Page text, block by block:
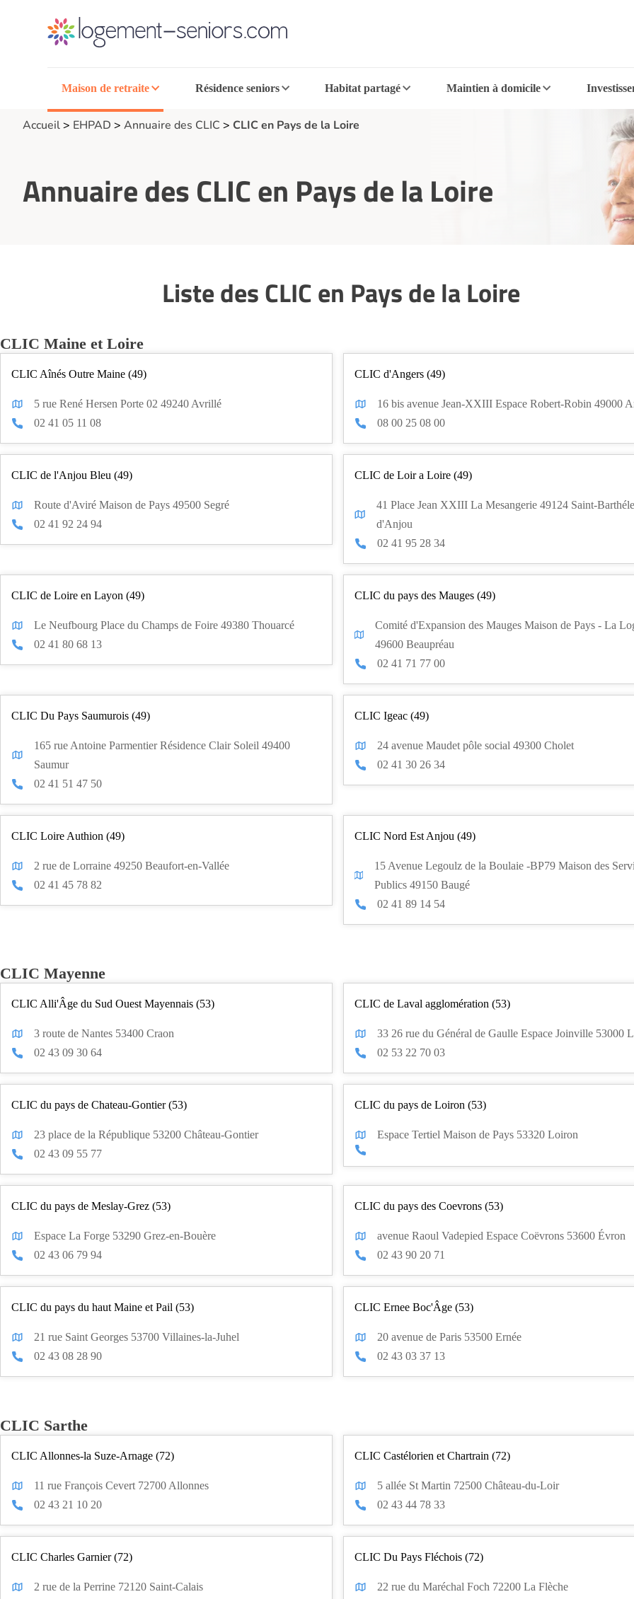
Maison de retraite Résidence seniors Habitat partagé Maintien à domicile
Accueil> EHPAD > Annuaire des CLIC > CLIC en Pays de la Loire
Annuaire des CLIC en Pays de la Loire
Liste des CLIC en Pays de la Loire
CLIC Maine et Loire
CLIC Aînés Outre Maine (49)
5 rue René Hersen Porte 02 49240 Avrillé
02 41 05 11 08
CLIC d'Angers (49)
16 bis avenue Jean-XXIII Espace Robert-Robin 49000
08 00 25 08 00
CLIC de l'Anjou Bleu (49)
Route d'Aviré Maison de Pays 49500 Segré
02 41 92 24 94
CLIC de Loir a Loire (49)
41 Place Jean XXIII La Mesangerie 49124 Saint-
d'Anjou
02 41 95 28 34
CLIC de Loire en Layon (49)
Le Neufbourg Place du Champs de Foire 49380 Thouarcé
02 41 80 68 13
CLIC du pays des Mauges (49)
Comité d'Expansion des Mauges Maison de Pays - La
49600 Beaupréau
02 41 71 77 00
CLIC Du Pays Saumurois (49)
165 rue Antoine Parmentier Résidence Clair Soleil 49400
Saumur
02 41 51 47 50
CLIC Igeac (49)
24 avenue Maudet pôle social 49300 Cholet
02 41 30 26 34
CLIC Loire Authion (49)
2 rue de Lorraine 49250 Beaufort-en-Vallée
02 41 45 78 82
CLIC Nord Est Anjou (49)
15 Avenue Legoulz de la Boulaie -BP79 Maison des
Publics 49150 Baugé
02 41 89 14 54
CLIC Mayenne
CLIC Alli'Âge du Sud Ouest Mayennais (53)
3 route de Nantes 53400 Craon
02 43 09 30 64
CLIC de Laval agglomération (53)
33 26 rue du Général de Gaulle Espace Joinville 53000
02 53 22 70 03
CLIC du pays de Chateau-Gontier (53)
23 place de la République 53200 Château-Gontier
02 43 09 55 77
CLIC du pays de Loiron (53)
Espace Tertiel Maison de Pays 53320 Loiron
CLIC du pays de Meslay-Grez (53)
Espace La Forge 53290 Grez-en-Bouère
02 43 06 79 94
CLIC du pays des Coevrons (53)
avenue Raoul Vadepied Espace Coëvrons 53600 Évron
02 43 90 20 71
CLIC du pays du haut Maine et Pail (53)
21 rue Saint Georges 53700 Villaines-la-Juhel
02 43 08 28 90
CLIC Ernee Boc'Âge (53)
20 avenue de Paris 53500 Ernée
02 43 03 37 13
CLIC Sarthe
CLIC Allonnes-la Suze-Arnage (72)
11 rue François Cevert 72700 Allonnes
02 43 21 10 20
CLIC Castélorien et Chartrain (72)
5 allée St Martin 72500 Château-du-Loir
02 43 44 78 33
CLIC Charles Garnier (72)
2 rue de la Perrine 72120 Saint-Calais
CLIC Du Pays Fléchois (72)
22 rue du Maréchal Foch 72200 La Flèche